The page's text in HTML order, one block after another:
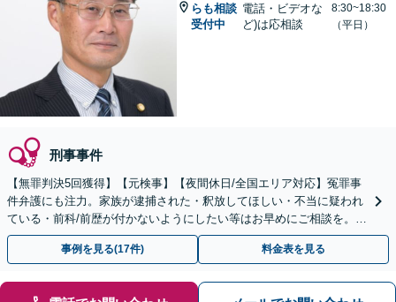
らも相談
受付中
電話・ビデオな
ど)は応相談
8:30~18:30
（平日）
刑事事件
【無罪判決5回獲得】【元検事】【夜間休日/全国エリア対応】冤罪事
件弁護にも注力。家族が逮捕された・釈放してほしい・不当に疑われ
ている・前科/前歴が付かないようにしたい等はお早めにご相談を。迅
速に的確な対応に定評あり【分割払い可】
事例を見る(17件) 料金表を見る